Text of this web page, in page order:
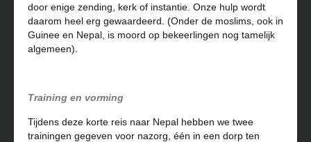
door enige zending, kerk of instantie. Onze hulp wordt
daarom heel erg gewaardeerd. (Onder de moslims, ook in
Guinee en Nepal, is moord op bekeerlingen nog tamelijk
algemeen).
Training en vorming
Tijdens deze korte reis naar Nepal hebben we twee
trainingen gegeven voor nazorg, één in een dorp ten